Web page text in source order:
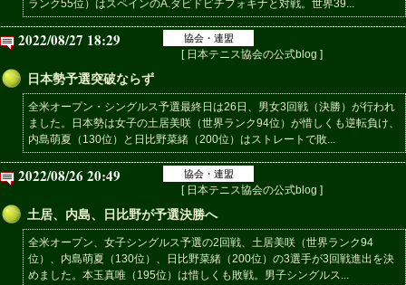
ランク55位）はスペインのA.ダビドビチフォキナと対戦。世界39...
2022/08/27 18:29 協会・連盟
[ 日本テニス協会の公式blog ]
日本勢予選突破ならず
全米オープン・シングルス予選最終日は26日、男女3回戦（決勝）が行われ
ました。日本勢は女子の土居美咲（世界ランク94位）が惜しくも逆転負け、
内島萌夏（130位）と日比野菜緒（200位）はストレートで敗...
2022/08/26 20:49 協会・連盟
[ 日本テニス協会の公式blog ]
土居、内島、日比野が予選決勝へ
全米オープン、女子シングルス予選の2回戦、土居美咲（世界ランク94
位）、内島萌夏（130位）、日比野菜緒（200位）の3選手が3回戦進出を決
めました。本玉真唯（195位）は惜しくも敗戦。男子シングルス...